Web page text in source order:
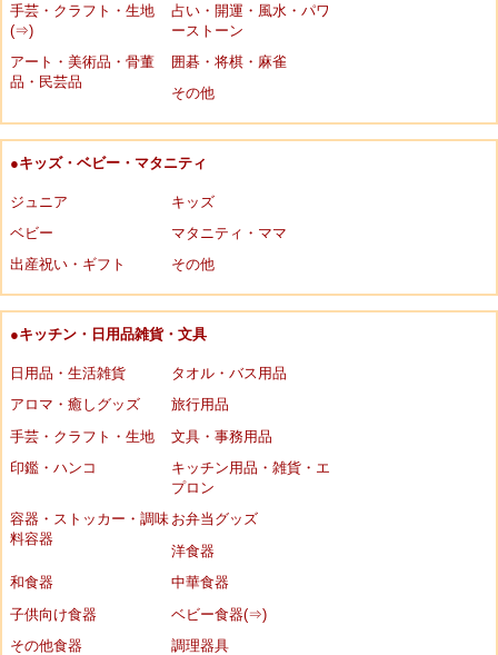
手芸・クラフト・生地
(⇒)
占い・開運・風水・パワ
ーストーン
アート・美術品・骨董
品・民芸品
囲碁・将棋・麻雀
その他
●キッズ・ベビー・マタニティ
ジュニア
キッズ
ベビー
マタニティ・ママ
出産祝い・ギフト
その他
●キッチン・日用品雑貨・文具
日用品・生活雑貨
タオル・バス用品
アロマ・癒しグッズ
旅行用品
手芸・クラフト・生地
文具・事務用品
印鑑・ハンコ
キッチン用品・雑貨・エ
プロン
容器・ストッカー・調味
料容器
お弁当グッズ
洋食器
和食器
中華食器
子供向け食器
ベビー食器(⇒)
その他食器
調理器具